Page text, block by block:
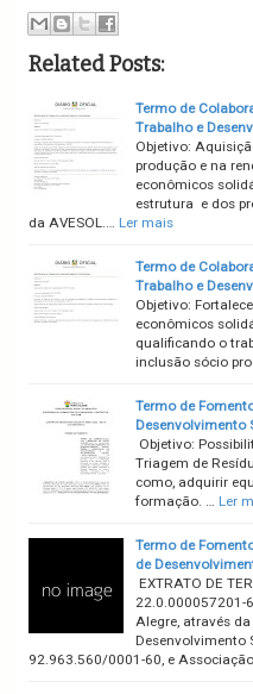
Related Posts:
Termo de
Trabalho e
Objetivo:
produção e na
econômicos
estrutura e dos
da AVESOL.… Ler mais
Termo de
Trabalho e
Objetivo:
econômicos
qualificando o
inclusão sócio
Termo de
Desenvolvimento
Objetivo:
Triagem de
como, adquirir
formação. … Ler
Termo de
de
EXTRATO DE
22.0.000057201-
Alegre, através
Desenvolvimento
92.963.560/0001-60, e